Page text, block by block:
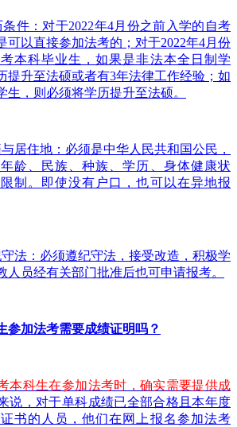
：对于2022年4月份之前入学的自考
可以直接参加法考的；对于2022年4月份
本科毕业生，如果是非法本全日制学
提升至法硕或者有3年法律工作经验；如
生，则必须将学历提升至法硕。
住地：必须是中华人民共和国公民，
龄、民族、种族、学历、身体健康状
制。即使没有户口，也可以在异地报
：必须遵纪守法，接受改造，积极学
人员经有关部门批准后也可申请报考。
参加法考需要成绩证明吗？
本科生在参加法考时，确实需要提供成
说，对于单科成绩已全部合格且本年度
书的人员，他们在网上报名参加法考